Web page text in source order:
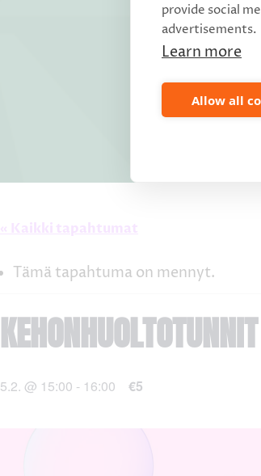
provide social
advertisements.
Learn more
Allow all
« Kaikki tapahtumat
Tämä tapahtuma on mennyt.
KEHONHUOLTOTUNNIT
5.2. @ 15:00 - 16:00 €5